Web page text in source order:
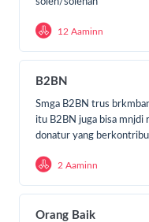
12 Aaminn
B2BN
Smga B2BN trus
itu B2BN juga bisa mnjdi
donatur yang
2 Aaminn
Orang Baik